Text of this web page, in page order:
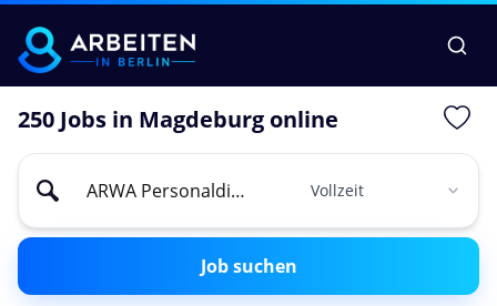
250 Jobs in Magdeburg online
Job suchen